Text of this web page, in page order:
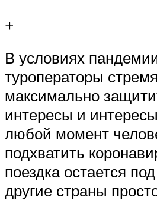
+
В условиях
туроператоры
максимально
интересы и
любой момент
подхватить
поездка остается
другие страны